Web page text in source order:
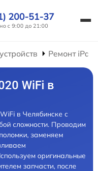
200-51-37
с 9:00 до 21:00
Ремонт iPad
WiFi в
в Челябинске с
сложности. Проводим
заменяем
оригинальные
запчасти, после